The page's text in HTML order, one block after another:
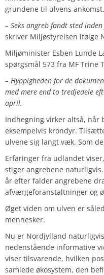
grundene til ulvens ankomst.
– Seks angreb fandt sted
skriver Miljøstyrelsen ifølge
Miljøminister Esben Lunde
spørgsmål 573 fra MF Trine
– Hyppigheden for de
med mere end to tredjedele
april.
Indhegning virker altså, når
eksempelvis krondyr.
ulvene sig langt væk. Som
Erfaringer fra udlandet
stiger angrebene
år efter falder angrebene
afværgeforanstaltninger og
Øget viden om ulven er
mennesker.
Nu er Nordjylland
nedenstående informative
viser tilsvarende, hvilken
samlede økosystem, den